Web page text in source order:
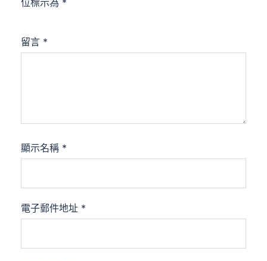
留言 *
顯示名稱 *
電子郵件地址 *